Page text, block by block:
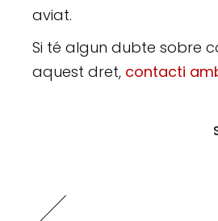
aviat.
Si té algun dubte sobre
aquest dret, contacti